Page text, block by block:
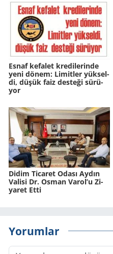
Esnaf ke­fa­let kre­di­le­rin­de
yeni dönem: Li­mit­ler yük­sel­
di, düşük faiz des­te­ği sü­rü­
yor
Didim Ti­ca­ret Odası Aydın
Va­li­si Dr. Osman Varol’u Zi­
ya­ret Etti
Yorumlar